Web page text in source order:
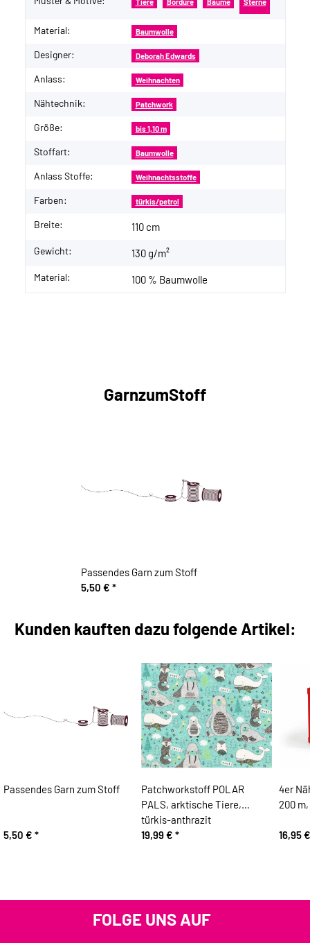
Material: Baumwolle
Designer: Deborah Edwards
Anlass: Weihnachten
Nähtechnik: Patchwork
Größe: bis 1,10 m
Stoffart: Baumwolle
Anlass Stoffe: Weihnachtsstoffe
Farben: türkis/petrol
Breite: 110 cm
Gewicht: 130 g/m²
Material: 100 % Baumwolle
GarnzumStoff
Passendes Garn zum Stoff
5,50 € *
Kunden kauften dazu folgende Artikel:
Passendes Garn zum Stoff
5,50 € *
Patchworkstoff POLAR
PALS, arktische Tiere,
türkis-anthrazit
19,99 € *
4er
200
16,95
FOLGE UNS AUF